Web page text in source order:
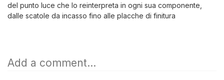
del punto luce che lo reinterpreta in ogni sua componente,
dalle scatole da incasso fino alle placche di finitura
Add a comment...